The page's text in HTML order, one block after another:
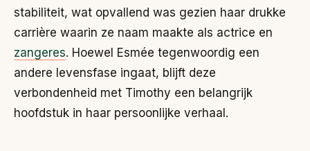
stabiliteit, wat opvallend was gezien haar drukke
carrière waarin ze naam maakte als actrice en
zangeres. Hoewel Esmée tegenwoordig een
andere levensfase ingaat, blijft deze
verbondenheid met Timothy een belangrijk
hoofdstuk in haar persoonlijke verhaal.